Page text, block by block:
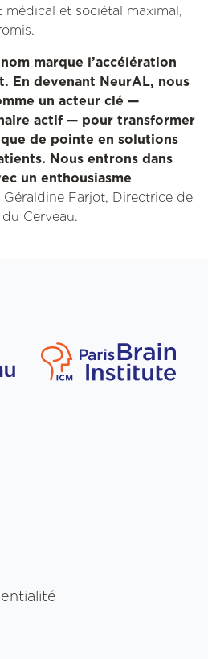
médical et sociétal maximal,
marque l’accélération
En devenant NeurAL, nous
un acteur clé —
actif — pour transformer
de pointe en solutions
Nous entrons dans
un enthousiasme
Géraldine Farjot, Directrice de
Cerveau.